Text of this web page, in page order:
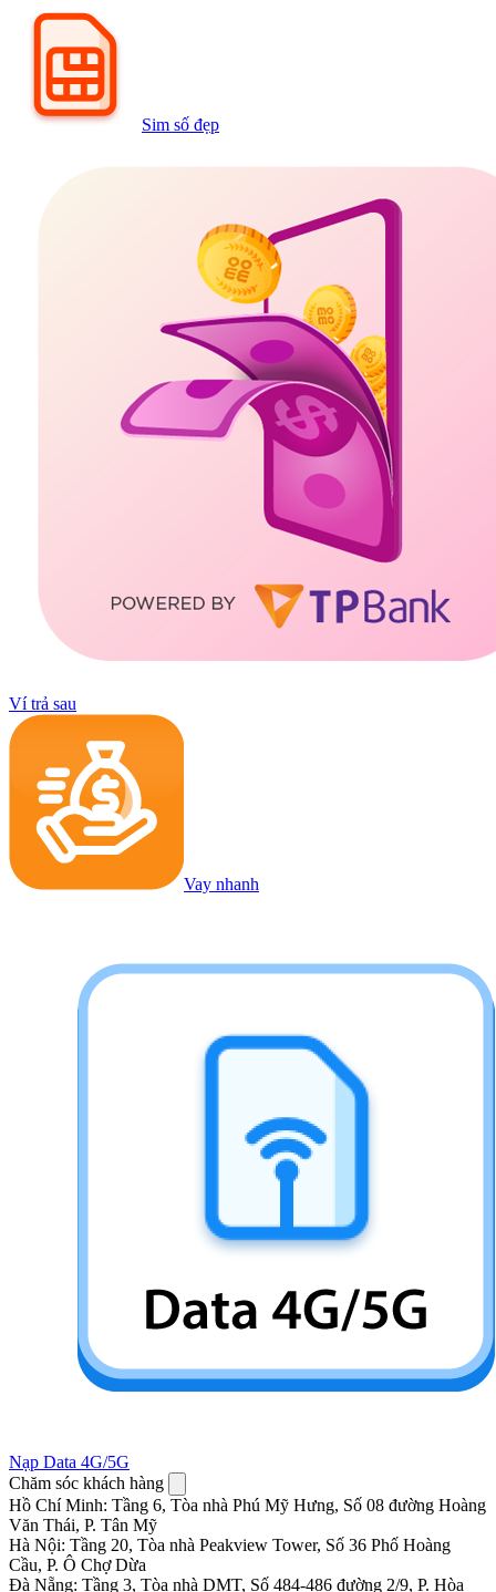
Sim số đẹp
Ví trả sau
Vay nhanh
Nạp Data 4G/5G
Chăm sóc khách hàng
Hồ Chí Minh: Tầng 6, Tòa nhà Phú Mỹ Hưng, Số 08 đường Hoàng
Văn Thái, P. Tân Mỹ
Hà Nội: Tầng 20, Tòa nhà Peakview Tower, Số 36 Phố Hoàng
Cầu, P. Ô Chợ Dừa
Đà Nẵng: Tầng 3, Tòa nhà DMT, Số 484-486 đường 2/9, P. Hòa